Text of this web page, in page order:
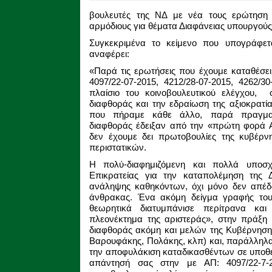
βουλευτές της ΝΔ με νέα τους
αρμόδιους για θέματα Διαφάνειας
Συγκεκριμένα το κείμενο που
αναφέρει:
«Παρά τις ερωτήσεις που έχουμε
4097/22-07-2015, 4212/28-07-2015, 4262/
πλαίσιο του κοινοβουλευτικού
διαφθοράς και την εδραίωση της
που πήραμε κάθε άλλο, παρά
διαφθοράς έδειξαν από την «πρώτη φορά
δεν έχουμε δει πρωτοβουλίες της
περιστατικών.
Η πολύ-διαφημιζόμενη και πολλά
Επικρατείας για την καταπολέμηση
ανάληψης καθηκόντων, όχι μόνο δεν
άνθρακας. Ένα ακόμη δείγμα γραφής
θεωρητικά διατυμπάνισε περίτρανα
πλεονέκτημα της αριστεράς», στην
διαφθοράς ακόμη και μελών της
Βαρουφάκης, Πολάκης, κλπ) και, παράλληλα,
την αποφυλάκιση καταδικασθέντων σε
απάντησή σας στην με ΑΠ: 4097/22-7-